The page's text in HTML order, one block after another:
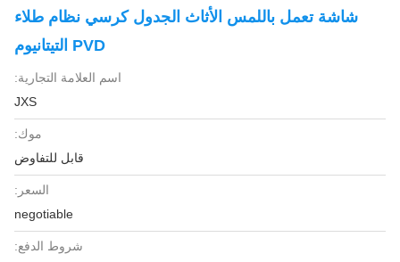
شاشة تعمل باللمس الأثاث الجدول كرسي نظام طلاء
PVD التيتانيوم
اسم العلامة التجارية:
JXS
موك:
قابل للتفاوض
السعر:
negotiable
شروط الدفع: